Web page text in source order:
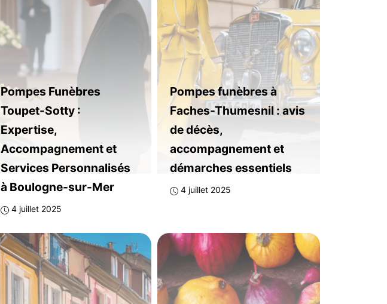
Pompes Funèbres
Toupet-Sotty :
Expertise,
Accompagnement et
Services Personnalisés
à Boulogne-sur-Mer
4 juillet 2025
Pompes funèbres à
Faches-Thumesnil : avis
de décès,
accompagnement et
démarches essentiels
4 juillet 2025